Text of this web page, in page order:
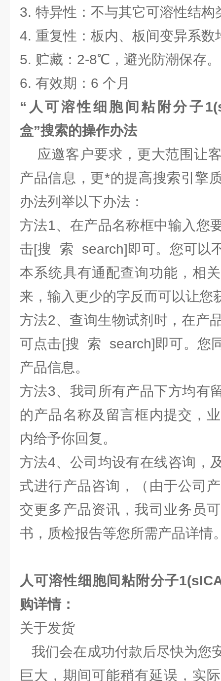
3. 特异性：不与其它可溶性结构
4. 重复性：板内、板间变异系数
5. 贮藏：2-8℃，避光防潮保存。
6. 有效期：6 个月
“人可溶性细胞间粘附分子
盒”搜索的操作办法
应邀客户要求，更大范围让
产品信息，更*的提高搜索引擎
办法列举以下办法：
方法1、在产品名称框中输入您
击[搜 索 search]即可。您可以
本系统具有通配查询功能，相
来，输入更少的字反而可以让您
方法2、查询生物试剂时，在产
可点击[搜 索 search]即可。您
产品信息。
方法3、我司所有产品下方均有
的产品名称及留言框内提交，
内给予你回复。
方法4、公司均设有在线咨询，
式进行产品咨询，（由于公司
交更多产品资讯，我司业务员
书，质检报告等您所需产品详情
人可溶性细胞间粘附分子
购详情：
关于发货
我们会在成功付款后尽快为您
巨大，期间可能稍有延误，实